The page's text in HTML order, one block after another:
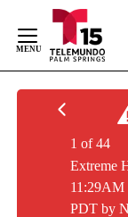
Content
Extreme
11:29AM
PDT by
1 of 44